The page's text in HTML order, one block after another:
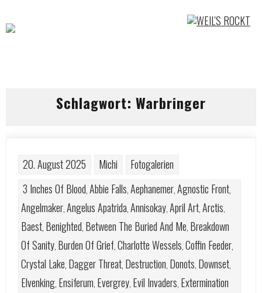
content
Schlagwort: Warbringer
20. August 2025 Michi
Fotogalerien
3 Inches Of Blood,Abbie Falls,Aephanemer,Agnostic Front,
Angelmaker,Angelus Apatrida,Annisokay,April Art,Arctis,
Baest, Benighted, Between The Buried And Me, Breakdown
Of Sanity, Burden Of Grief,Charlotte Wessels,Coffin Feeder,
Crystal Lake, Dagger Threat, Destruction, Donots, Downset,
Elvenking, Ensiferum, Evergrey, Evil Invaders, Extermination